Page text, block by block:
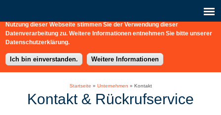
Diese Webseite nutzt Cookies, Analysedienste (Matomo) und eingebettet
Nutzung dieser Webseite stimmen Sie der Verwendung dieser
Datenverarbeitung zu. Weitere Informationen entnehmen Sie bitte unserer
Datenschutzerklärung.
Ich bin einverstanden. Weitere Informationen
b-connect +49 / (0) 30 / 217 363-0 Schreiben Sie uns hier!
Startseite » Unternehmen » Kontakt
Kontakt & Rückrufservice